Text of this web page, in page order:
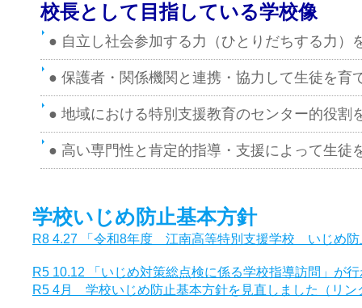
校長として目指している学校像
● 自立し社会参加する力（ひとりだちする力）
● 保護者・関係機関と連携・協力して生徒を育
● 地域における特別支援教育のセンター的役割
● 高い専門性と肯定的指導・支援によって生徒
学校いじめ防止基本方針
R8 4.27 「令和8年度 江南高等特別支援学校 いじめ防
R5 10.12 「いじめ対策総点検に係る学校指導訪問」が
R5 4月 学校いじめ防止基本方針を見直しました（リン